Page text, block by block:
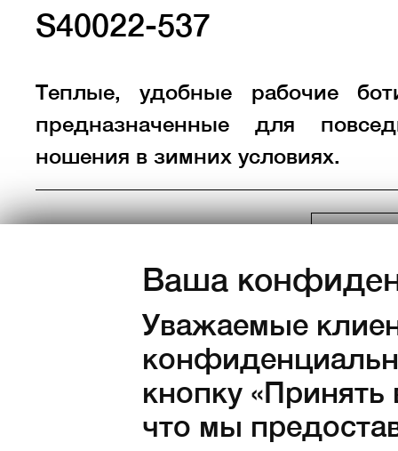
Ваша
Уважаемые
кнопку «Принять
что мы
S40022-537
Теплые, удобные рабочие
предназначенные для
ношения в зимних условиях.
Размеры: 36 37 38 39 40
43
44 45 46 47